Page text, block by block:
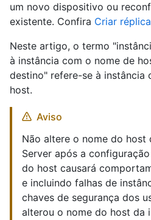
um novo dispositivo ou
existente. Confira Criar
Neste artigo, o termo
à instância com o nome de
destino" refere-se à instância
host.
Aviso
Não altere o nome do host
Server após a
do host causará
e incluindo falhas de
chaves de segurança dos
alterou o nome do host da